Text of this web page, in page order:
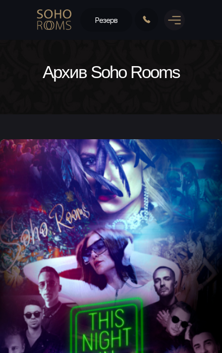
Резерв
Архив Soho Rooms